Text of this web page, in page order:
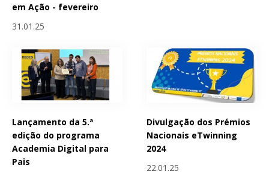
em Ação - fevereiro
31.01.25
Lançamento da 5.ª
edição do programa
Academia Digital para
Pais
Divulgação dos Prémios
Nacionais eTwinning
2024
22.01.25